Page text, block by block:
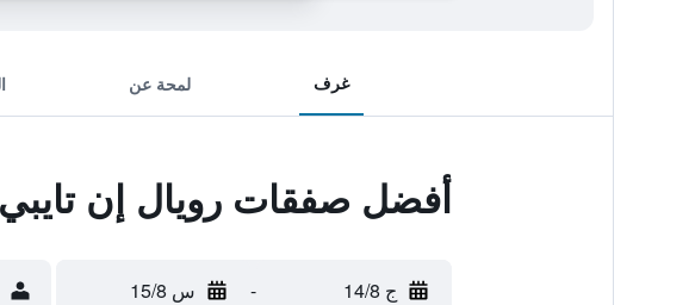
غرف لمحة عن
أفضل صفقات رويال إن
ج 14/8 - س 15/8